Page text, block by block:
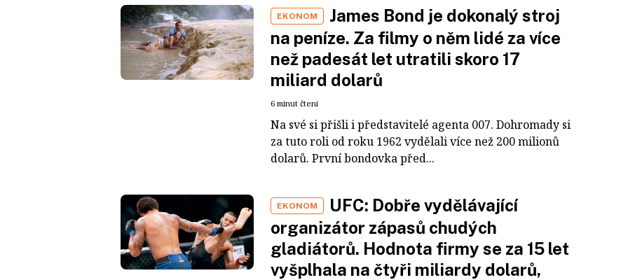
EKONOM
James Bond je dokonalý stroj
na peníze. Za filmy o něm lidé za více
než padesát let utratili skoro 17
miliard dolarů
6 minut čtení
Na své si přišli i představitelé agenta 007. Dohromady si
za tuto roli od roku 1962 vydělali více než 200 milionů
dolarů. První bondovka před...
EKONOM
UFC: Dobře vydělávající
organizátor zápasů chudých
gladiátorů. Hodnota firmy se za 15 let
vyšplhala na čtyři miliardy dolarů,